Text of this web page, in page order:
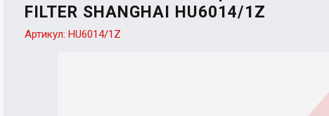
FILTER SHANGHAI HU6014/1Z
Артикул: HU6014/1Z